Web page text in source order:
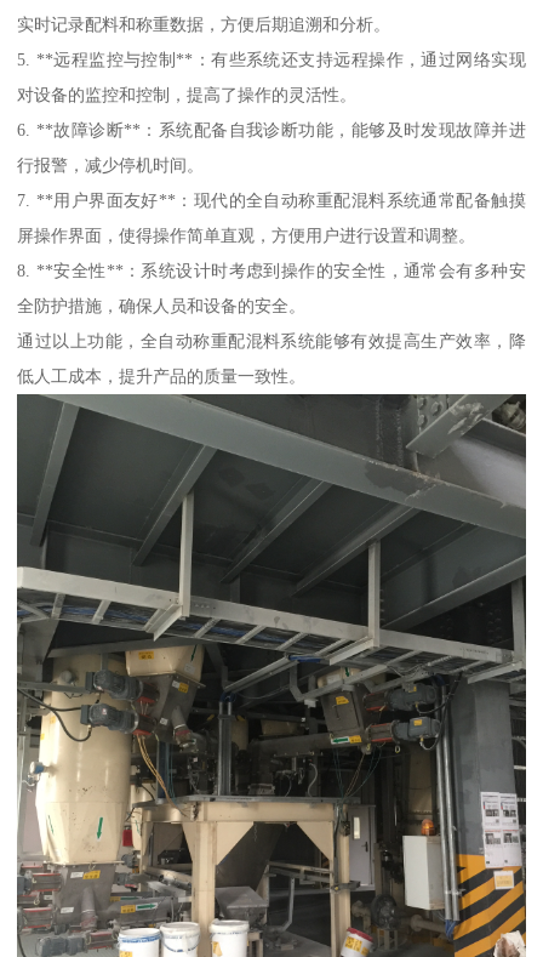
实时记录配料和称重数据，方便后期追溯和分析。
5. **远程监控与控制**：有些系统还支持远程操作，通过网络实现
对设备的监控和控制，提高了操作的灵活性。
6. **故障诊断**：系统配备自我诊断功能，能够及时发现故障并进
行报警，减少停机时间。
7. **用户界面友好**：现代的全自动称重配混料系统通常配备触摸
屏操作界面，使得操作简单直观，方便用户进行设置和调整。
8. **安全性**：系统设计时考虑到操作的安全性，通常会有多种安
全防护措施，确保人员和设备的安全。
通过以上功能，全自动称重配混料系统能够有效提高生产效率，降
低人工成本，提升产品的质量一致性。